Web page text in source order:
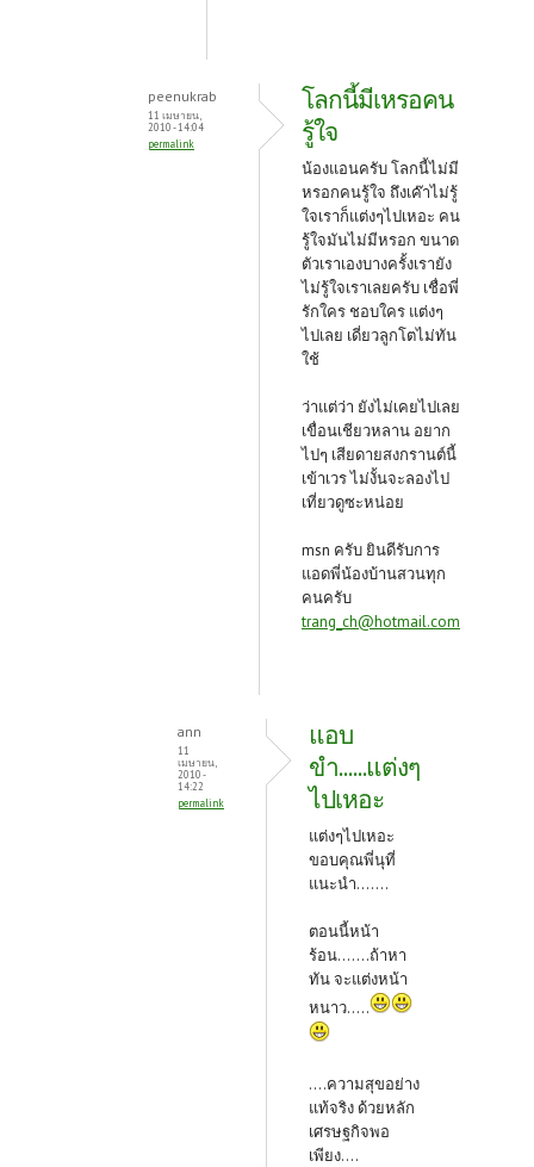
peenukrab
11 เมษายน,
2010 - 14:04
permalink
โลกนี้มีเหรอคน
รู้ใจ
น้องแอนครับ โลกนี้ไม่มี
หรอกคนรู้ใจ ถึงเค๊าไม่รู้
ใจเราก็แต่งๆไปเหอะ คน
รู้ใจมันไม่มีหรอก ขนาด
ตัวเราเองบางครั้งเรายัง
ไม่รู้ใจเราเลยครับ เชื่อพี่
รักใคร ชอบใคร แต่งๆ
ไปเลย เดี่ยวลูกโตไม่ทัน
ใช้
ว่าแต่ว่า ยังไม่เคยไปเลย
เขื่อนเชียวหลาน อยาก
ไปๆ เสียดายสงกรานต์นี้
เข้าเวร ไม่งั้นจะลองไป
เที่ยวดูซะหน่อย
msn ครับ ยินดีรับการ
แอดพี่น้องบ้านสวนทุก
คนครับ
trang_ch@hotmail.com
ann
11
เมษายน,
2010 -
14:22
permalink
แอบ
ขำ......แต่งๆ
ไปเหอะ
แต่งๆไปเหอะ
ขอบคุณพี่นุที่
แนะนำ.......
ตอนนี้หน้า
ร้อน.......ถ้าหา
ทัน จะแต่งหน้า
หนาว.....
....ความสุขอย่าง
แท้จริง ด้วยหลัก
เศรษฐกิจพอ
เพียง....